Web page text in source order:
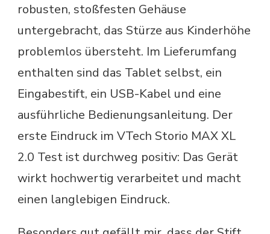
robusten, stoßfesten Gehäuse
untergebracht, das Stürze aus Kinderhöhe
problemlos übersteht. Im Lieferumfang
enthalten sind das Tablet selbst, ein
Eingabestift, ein USB-Kabel und eine
ausführliche Bedienungsanleitung. Der
erste Eindruck im VTech Storio MAX XL
2.0 Test ist durchweg positiv: Das Gerät
wirkt hochwertig verarbeitet und macht
einen langlebigen Eindruck.